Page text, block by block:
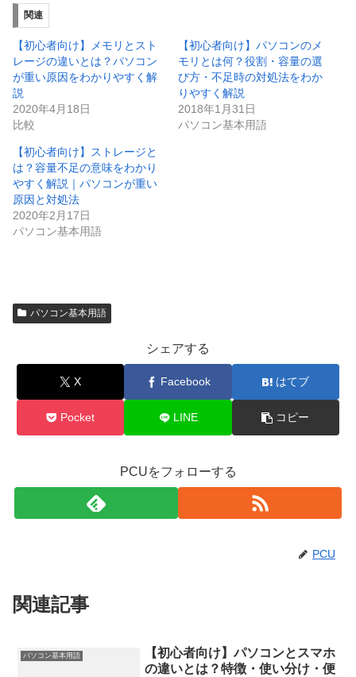
関連
【初心者向け】メモリとスト
レージの違いとは？パソコン
が重い原因をわかりやすく解
説
2020年4月18日
比較
【初心者向け】パソコンのメ
モリとは何？役割・容量の選
び方・不足時の対処法をわか
りやすく解説
2018年1月31日
パソコン基本用語
【初心者向け】ストレージと
は？容量不足の意味をわかり
やすく解説｜パソコンが重い
原因と対処法
2020年2月17日
パソコン基本用語
パソコン基本用語
シェアする
X Facebook はてブ
Pocket LINE コピー
PCUをフォローする
PCU
関連記事
パソコン基本用語
【初心者向け】パソコンとスマホ
の違いとは？特徴・使い分け・便